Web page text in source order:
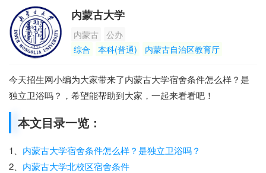
内蒙古大学
内蒙古
公办
综合
本科(普通) 内蒙古自治区教育厅
今天招生网小编为大家带来了内蒙古大学宿舍条件怎么样？是
独立卫浴吗？，希望能帮助到大家，一起来看看吧！
本文目录一览：
1、 内蒙古大学宿舍条件怎么样？是独立卫浴吗？
2、 内蒙古大学北校区宿舍条件